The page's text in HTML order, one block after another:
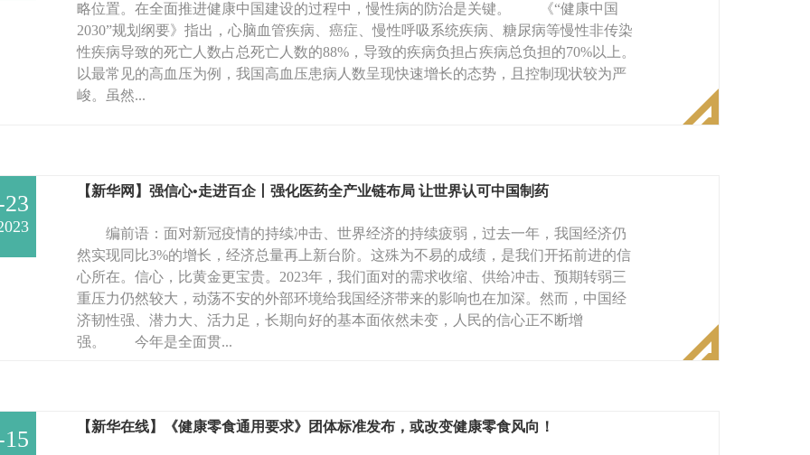
略位置。在全面推进健康中国建设的过程中，慢性病的防治是关键。 《“健康中国
2030”规划纲要》指出，心脑血管疾病、癌症、慢性呼吸系统疾病、糖尿病等慢性非传染
性疾病导致的死亡人数占总死亡人数的88%，导致的疾病负担占疾病总负担的70%以上。
以最常见的高血压为例，我国高血压患病人数呈现快速增长的态势，且控制现状较为严
峻。虽然...
【新华网】强信心•走进百企丨强化医药全产业链布局 让世界认可中国制药
编前语：面对新冠疫情的持续冲击、世界经济的持续疲弱，过去一年，我国经济仍
然实现同比3%的增长，经济总量再上新台阶。这殊为不易的成绩，是我们开拓前进的信
心所在。信心，比黄金更宝贵。2023年，我们面对的需求收缩、供给冲击、预期转弱三
重压力仍然较大，动荡不安的外部环境给我国经济带来的影响也在加深。然而，中国经
济韧性强、潜力大、活力足，长期向好的基本面依然未变，人民的信心正不断增
强。 今年是全面贯...
【新华在线】《健康零食通用要求》团体标准发布，或改变健康零食风向！